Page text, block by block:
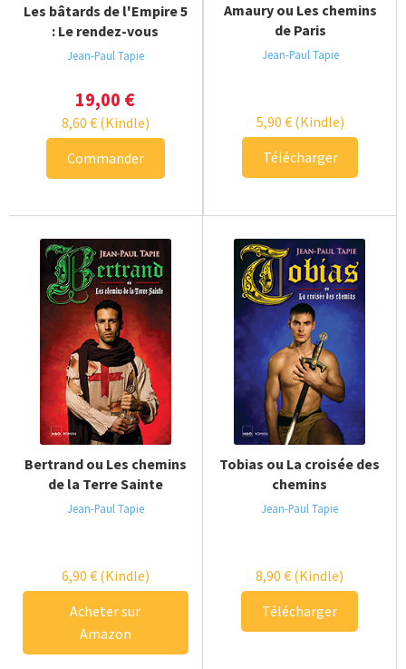
Les bâtards de l'Empire 5
: Le rendez-vous
d'Anatevka
Jean-Paul Tapie
19,00 €
8,60 €(Kindle)
Commander
Amaury ou Les chemins
de Paris
Jean-Paul Tapie
5,90 €(Kindle)
Télécharger
Bertrand ou Les chemins
de la Terre Sainte
Jean-Paul Tapie
6,90 €(Kindle)
Acheter sur
Amazon
Tobias ou La croisée des
chemins
Jean-Paul Tapie
8,90€ (Kindle)
Télécharger